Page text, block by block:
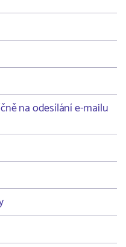
na odesílání e-mailu